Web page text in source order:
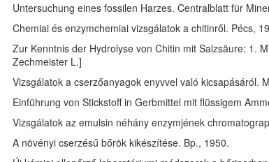
Untersuchung eines fossilen Harzes. Centralblatt für
Chemiai és enzymchemiai vizsgálatok a chitinről. Pécs,
Zur Kenntnis der Hydrolyse von Chitin mit Salzsäure: 1.
Zechmeister L.]
Vizsgálatok a cserzőanyagok enyvvel való kicsapásáról.
Einführung von Stickstoff in Gerbmittel mit flüssigem
Vizsgálatok az emulsin néhány enzymjének
A növényi cserzésű bőrök kikészítése. Bp., 1950.